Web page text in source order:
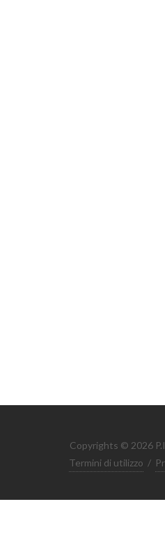
Copyrights © 2026
Termini di utilizzo /